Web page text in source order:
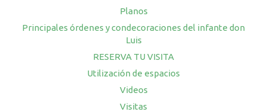
Planos
Principales órdenes y condecoraciones del infante don
Luis
RESERVA TU VISITA
Utilización de espacios
Videos
Visitas